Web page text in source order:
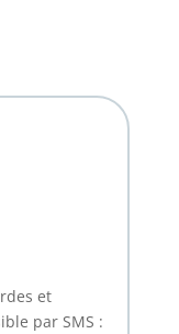
et
par SMS :